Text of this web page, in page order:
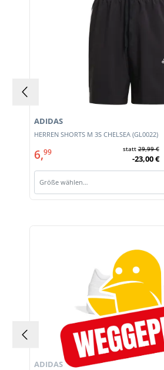
HERREN SHORTS M 3S CHELSEA (GL0022)
ADIDAS
6,99 statt29,99 €
-23,00 €
Größe wählen…
ADIDAS